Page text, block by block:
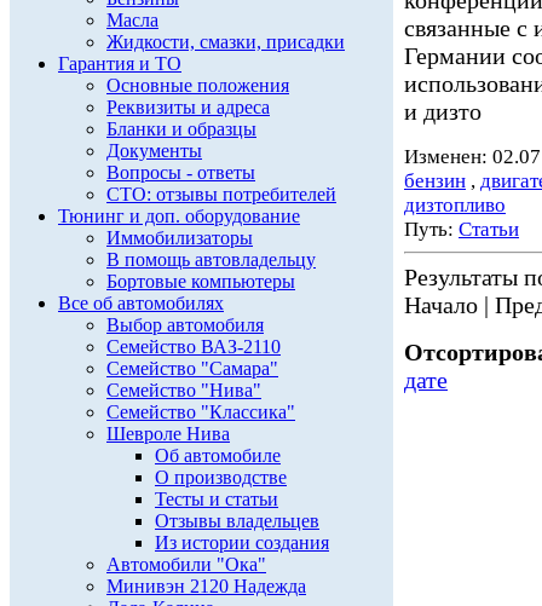
Масла
Жидкости, смазки, присадки
Гарантия и ТО
Основные положения
Реквизиты и адреса
Бланки и образцы
Документы
Вопросы - ответы
СТО: отзывы потребителей
Тюнинг и доп. оборудование
Иммобилизаторы
В помощь автовладельцу
Бортовые компьютеры
Все об автомобилях
Выбор автомобиля
Семейство ВАЗ-2110
Семейство "Самара"
Семейство "Нива"
Семейство "Классика"
Шевроле Нива
Об автомобиле
О производстве
Тесты и статьи
Отзывы владельцев
Из истории создания
Автомобили "Ока"
Минивэн 2120 Надежда
связанные с
Германии
и дизто
Изменен:
бензин ,
дизтопливо
Путь: Статьи
Результаты
Начало |
дате